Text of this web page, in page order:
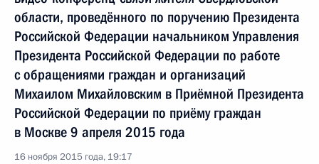
области, проведённого по поручению Президента
Российской Федерации начальником Управления
Президента Российской Федерации по работе
с обращениями граждан и организаций
Михаилом Михайловским в Приёмной Президента
Российской Федерации по приёму граждан
в Москве 9 апреля 2015 года
16 ноября 2015 года, 19:17